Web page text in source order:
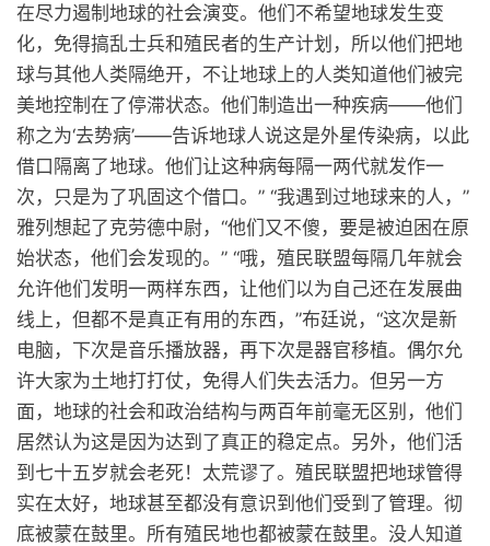
在尽力遏制地球的社会演变。他们不希望地球发生变
化，免得搞乱士兵和殖民者的生产计划，所以他们把地
球与其他人类隔绝开，不让地球上的人类知道他们被完
美地控制在了停滞状态。他们制造出一种疾病——他们
称之为‘去势病’——告诉地球人说这是外星传染病，以此
借口隔离了地球。他们让这种病每隔一两代就发作一
次，只是为了巩固这个借口。” “我遇到过地球来的人，”
雅列想起了克劳德中尉，“他们又不傻，要是被迫困在原
始状态，他们会发现的。” “哦，殖民联盟每隔几年就会
允许他们发明一两样东西，让他们以为自己还在发展曲
线上，但都不是真正有用的东西，”布廷说，“这次是新
电脑，下次是音乐播放器，再下次是器官移植。偶尔允
许大家为土地打打仗，免得人们失去活力。但另一方
面，地球的社会和政治结构与两百年前毫无区别，他们
居然认为这是因为达到了真正的稳定点。另外，他们活
到七十五岁就会老死！太荒谬了。殖民联盟把地球管得
实在太好，地球甚至都没有意识到他们受到了管理。彻
底被蒙在鼓里。所有殖民地也都被蒙在鼓里。没人知道